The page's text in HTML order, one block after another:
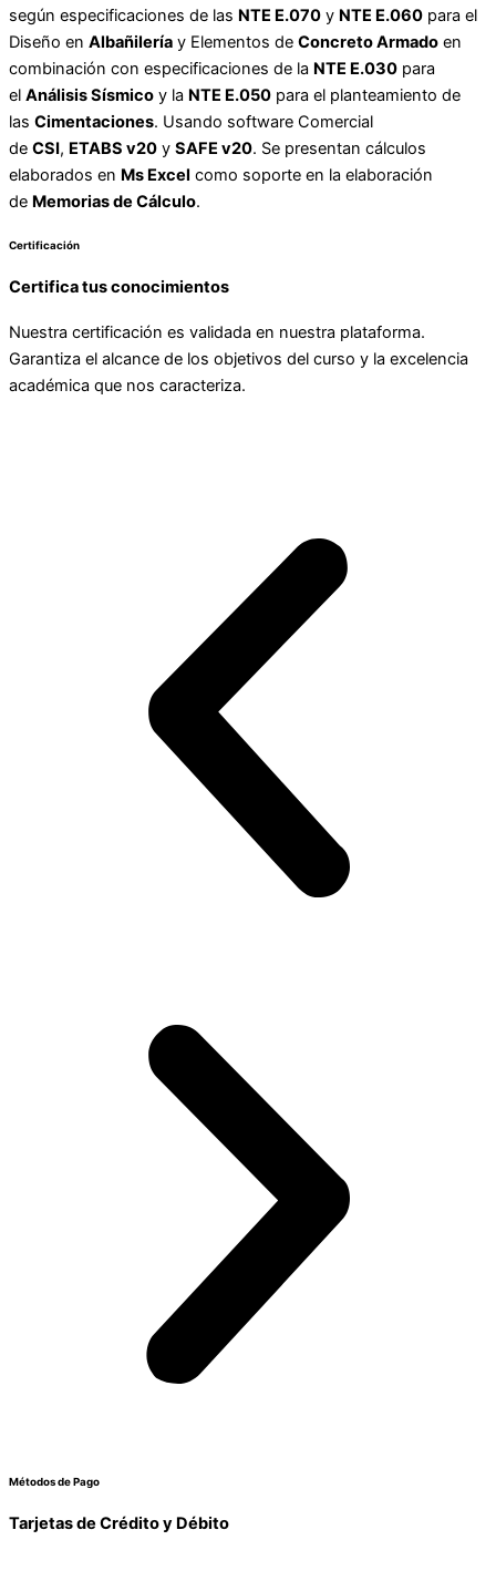
según especificaciones de las NTE E.070 y NTE E.060 para el
Diseño en Albañilería y Elementos de Concreto Armado en
combinación con especificaciones de la NTE E.030 para
el Análisis Sísmico y la NTE E.050 para el planteamiento de
las Cimentaciones. Usando software Comercial
de CSI, ETABS v20 y SAFE v20. Se presentan cálculos
elaborados en Ms Excel como soporte en la elaboración
de Memorias de Cálculo.
Certificación
Certifica tus conocimientos
Nuestra certificación es validada en nuestra plataforma.
Garantiza el alcance de los objetivos del curso y la excelencia
académica que nos caracteriza.
Métodos de Pago
Tarjetas de Crédito y Débito